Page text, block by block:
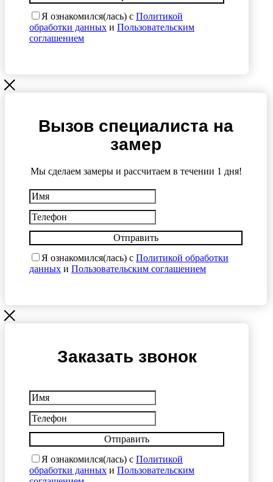
Я ознакомился(лась) с Политикой
обработки данных и Пользовательским
соглашением
Вызов специалиста на
замер
Мы сделаем замеры и рассчитаем в течении 1 дня!
Отправить
Я ознакомился(лась) с Политикой обработки
данных и Пользовательским соглашением
Заказать звонок
Отправить
Я ознакомился(лась) с Политикой
обработки данных и Пользовательским